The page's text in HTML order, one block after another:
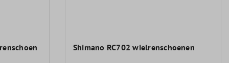
Shimano RC702 wielrenschoenen